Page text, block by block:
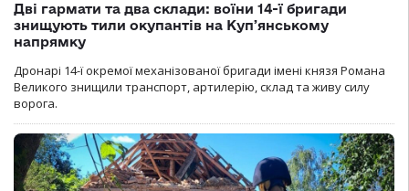
Дві гармати та два склади: воїни 14-ї бригади
знищують тили окупантів на Купʼянському
напрямку
Дронарі 14-ї окремої механізованої бригади імені князя Романа
Великого знищили транспорт, артилерію, склад та живу силу
ворога.